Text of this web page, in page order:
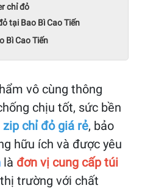
chỉ đỏ
tại Bao Bì Cao Tiến
Bì Cao Tiến
vô cùng thông
chịu tốt, sức bền
chỉ đỏ giá rẻ, bảo
hữu ích và được yêu
là đơn vị cung cấp túi
trường với chất